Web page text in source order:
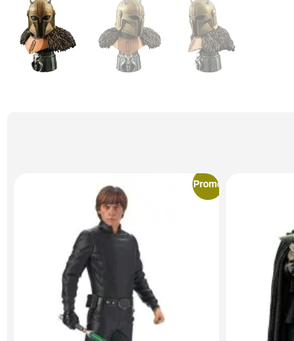
Promo